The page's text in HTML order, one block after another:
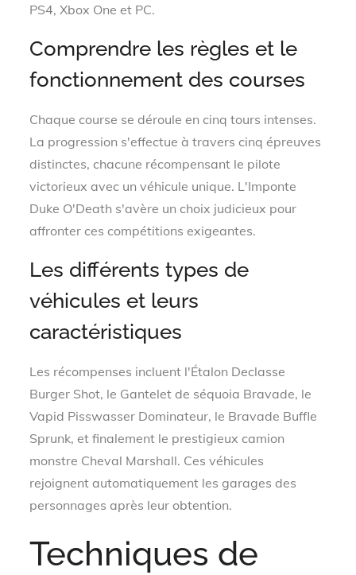
PS4, Xbox One et PC.
Comprendre les règles et le
fonctionnement des courses
Chaque course se déroule en cinq tours intenses.
La progression s'effectue à travers cinq épreuves
distinctes, chacune récompensant le pilote
victorieux avec un véhicule unique. L'Imponte
Duke O'Death s'avère un choix judicieux pour
affronter ces compétitions exigeantes.
Les différents types de
véhicules et leurs
caractéristiques
Les récompenses incluent l'Étalon Declasse
Burger Shot, le Gantelet de séquoia Bravade, le
Vapid Pisswasser Dominateur, le Bravade Buffle
Sprunk, et finalement le prestigieux camion
monstre Cheval Marshall. Ces véhicules
rejoignent automatiquement les garages des
personnages après leur obtention.
Techniques de